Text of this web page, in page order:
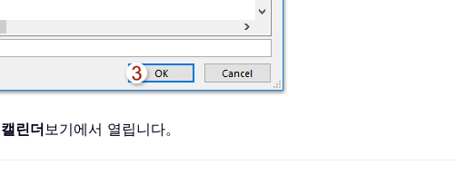
캘린더보기에서 열립니다。